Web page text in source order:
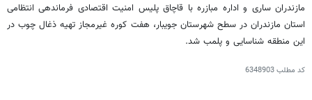
مازندران ساری و اداره مبازره با قاچاق پلیس امنیت اقتصادی فرماندهی انتظامی
استان مازندران در سطح شهرستان جویبار، هفت کوره غیرمجاز تهیه ذغال چوب در
این منطقه شناسایی و پلمب شد.
کد مطلب6348903